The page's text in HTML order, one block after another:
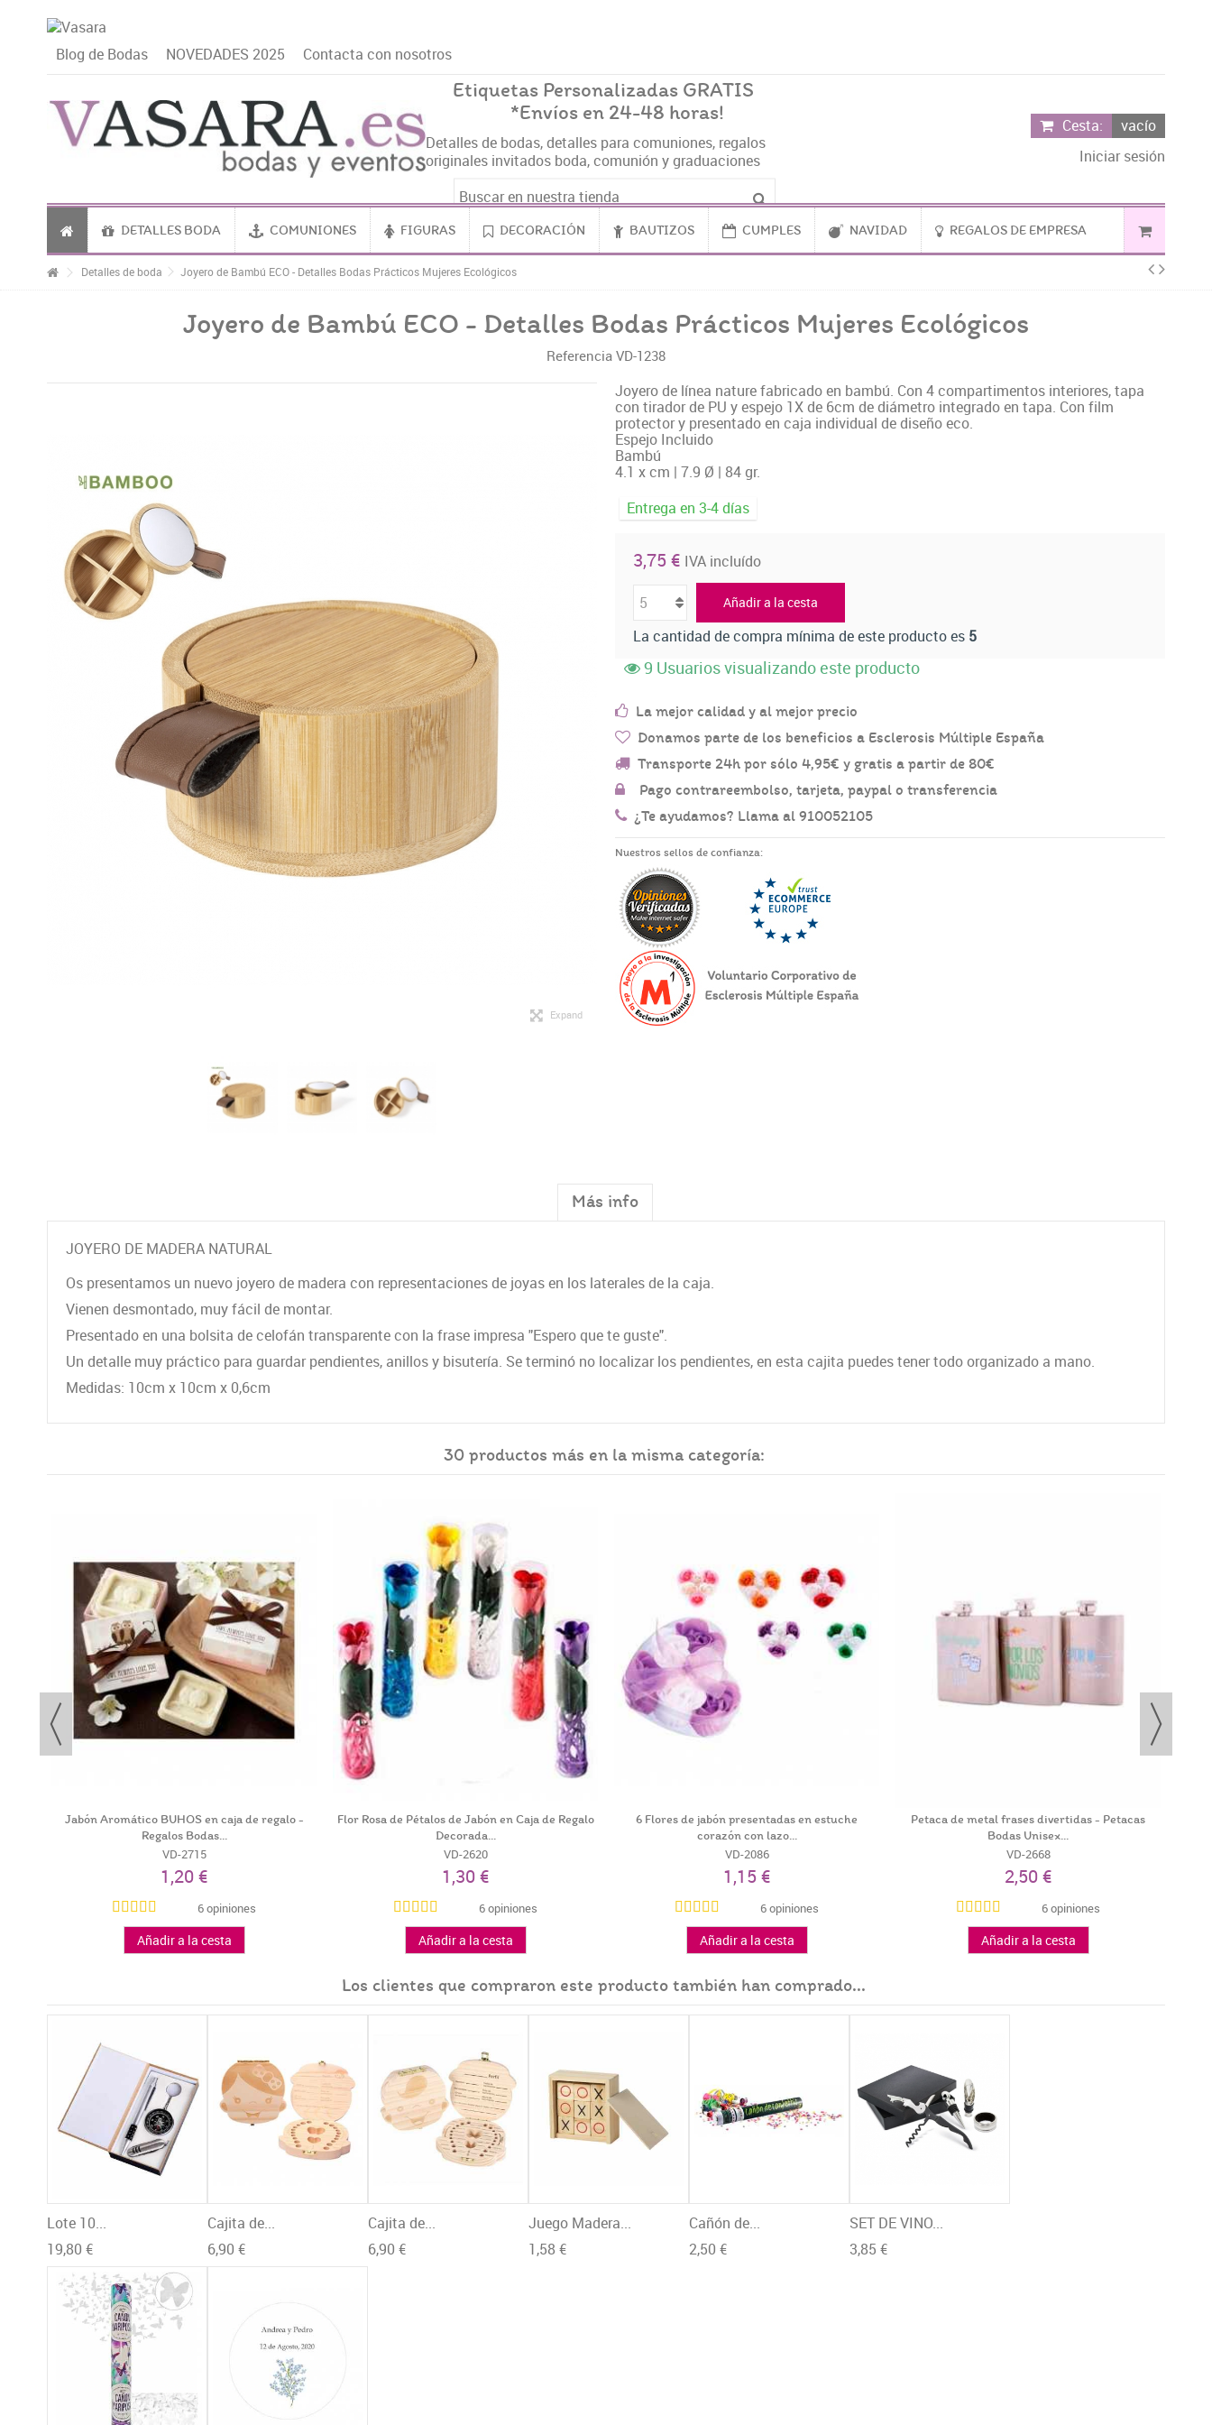
Blog de Bodas NOVEDADES 2025 Contacta con nosotros
Etiquetas Personalizadas GRATIS
*Envíos en 24-48 horas!
Detalles de bodas, detalles para comuniones, regalos
originales invitados boda, comunión y graduaciones
Cesta:
vacío
Iniciar sesión
DETALLES BODA COMUNIONES FIGURAS DECORACIÓN BAUTIZOS CUMPLES NAVIDAD REGALOS DE EMPRESA
Detalles de boda Joyero de Bambú ECO - Detalles Bodas Prácticos Mujeres Ecológicos
Joyero de Bambú ECO - Detalles Bodas Prácticos Mujeres Ecológicos
Referencia VD-1238
Expand
Joyero de línea nature fabricado en bambú. Con 4 compartimentos interiores, tapa
con tirador de PU y espejo 1X de 6cm de diámetro integrado en tapa. Con film
protector y presentado en caja individual de diseño eco.
Espejo Incluido
Bambú
4.1 x cm | 7.9 Ø | 84 gr.
Entrega en 3-4 días
3,75 € IVA incluído
Añadir a la cesta
La cantidad de compra mínima de este producto es 5
9 Usuarios visualizando este producto
La mejor calidad y al mejor precio
Donamos parte de los beneficios a Esclerosis Múltiple España
Transporte 24h por sólo 4,95€ y gratis a partir de 80€
Pago contrareembolso, tarjeta, paypal o transferencia
¿Te ayudamos? Llama al 910052105
Nuestros sellos de confianza:
Más info
JOYERO DE MADERA NATURAL
Os presentamos un nuevo joyero de madera con representaciones de joyas en los laterales de la caja.
Vienen desmontado, muy fácil de montar.
Presentado en una bolsita de celofán transparente con la frase impresa "Espero que te guste".
Un detalle muy práctico para guardar pendientes, anillos y bisutería. Se terminó no localizar los pendientes, en esta cajita puedes tener todo organizado a mano.
Medidas: 10cm x 10cm x 0,6cm
30 productos más en la misma categoría:
Jabón Aromático BUHOS en caja de regalo -
Regalos Bodas...
VD-2715
1,20 €
6 opiniones
Añadir a la cesta
Flor Rosa de Pétalos de Jabón en Caja de Regalo
Decorada...
VD-2620
1,30 €
6 opiniones
Añadir a la cesta
6 Flores de jabón presentadas en estuche
corazón con lazo...
VD-2086
1,15 €
6 opiniones
Añadir a la cesta
Petaca de metal frases divertidas - Petacas
Bodas Unisex...
VD-2668
2,50 €
6 opiniones
Añadir a la cesta
Los clientes que compraron este producto también han comprado...
Lote 10...
19,80 €
Cajita de...
6,90 €
Cajita de...
6,90 €
Juego Madera...
1,58 €
Cañón de...
2,50 €
SET DE VINO...
3,85 €